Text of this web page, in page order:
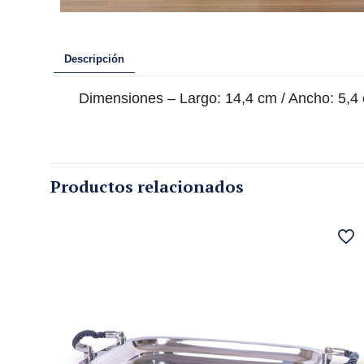
Descripción
Dimensiones – Largo: 14,4 cm / Ancho: 5,4
Productos relacionados